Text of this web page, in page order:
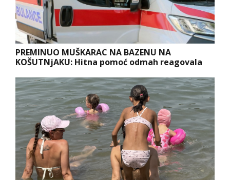
PREMINUO MUŠKARAC NA BAZENU NA
KOŠUTNjAKU: Hitna pomoć odmah reagovala